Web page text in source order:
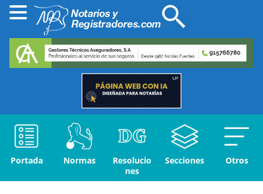
Portada Normas
Resolucio
nes
Secciones Otros